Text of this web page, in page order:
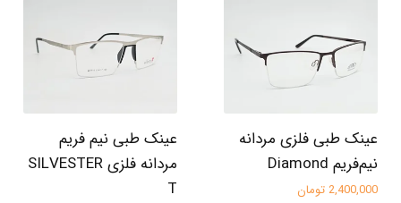
عینک طبی فلزی مردانه
نیم‌فریم Diamond
2,400,000 تومان
عینک طبی نیم فریم
مردانه فلزی SILVESTER
T